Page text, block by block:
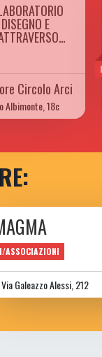
E
Circolo Arci
Albimonte, 18c
ASSOCIAZIONI
Via Galeazzo Alessi, 212